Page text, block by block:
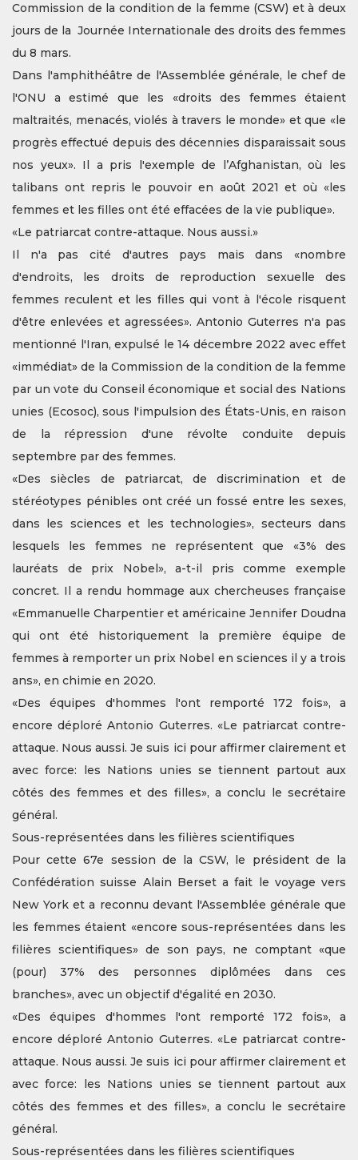
Commission de la condition de la femme (CSW) et à deux
jours de la Journée Internationale des droits des femmes
du 8 mars.
Dans l'amphithéâtre de l'Assemblée générale, le chef de
l'ONU a estimé que les «droits des femmes étaient
maltraités, menacés, violés à travers le monde» et que «le
progrès effectué depuis des décennies disparaissait sous
nos yeux». Il a pris l'exemple de l’Afghanistan, où les
talibans ont repris le pouvoir en août 2021 et où «les
femmes et les filles ont été effacées de la vie publique».
«Le patriarcat contre-attaque. Nous aussi.»
Il n'a pas cité d'autres pays mais dans «nombre
d'endroits, les droits de reproduction sexuelle des
femmes reculent et les filles qui vont à l'école risquent
d'être enlevées et agressées». Antonio Guterres n'a pas
mentionné l'Iran, expulsé le 14 décembre 2022 avec effet
«immédiat» de la Commission de la condition de la femme
par un vote du Conseil économique et social des Nations
unies (Ecosoc), sous l'impulsion des États-Unis, en raison
de la répression d'une révolte conduite depuis
septembre par des femmes.
«Des siècles de patriarcat, de discrimination et de
stéréotypes pénibles ont créé un fossé entre les sexes,
dans les sciences et les technologies», secteurs dans
lesquels les femmes ne représentent que «3% des
lauréats de prix Nobel», a-t-il pris comme exemple
concret. Il a rendu hommage aux chercheuses française
«Emmanuelle Charpentier et américaine Jennifer Doudna
qui ont été historiquement la première équipe de
femmes à remporter un prix Nobel en sciences il y a trois
ans», en chimie en 2020.
«Des équipes d'hommes l'ont remporté 172 fois», a
encore déploré Antonio Guterres. «Le patriarcat contre-
attaque. Nous aussi. Je suis ici pour affirmer clairement et
avec force: les Nations unies se tiennent partout aux
côtés des femmes et des filles», a conclu le secrétaire
général.
Sous-représentées dans les filières scientifiques
Pour cette 67e session de la CSW, le président de la
Confédération suisse Alain Berset a fait le voyage vers
New York et a reconnu devant l'Assemblée générale que
les femmes étaient «encore sous-représentées dans les
filières scientifiques» de son pays, ne comptant «que
(pour) 37% des personnes diplômées dans ces
branches», avec un objectif d'égalité en 2030.
«Des équipes d'hommes l'ont remporté 172 fois», a
encore déploré Antonio Guterres. «Le patriarcat contre-
attaque. Nous aussi. Je suis ici pour affirmer clairement et
avec force: les Nations unies se tiennent partout aux
côtés des femmes et des filles», a conclu le secrétaire
général.
Sous-représentées dans les filières scientifiques